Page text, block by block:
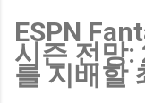
Match : 경기 당일 실
팬들의 높은 관심도
City boss says his
ESPN
시즌 전망:
를 지배할